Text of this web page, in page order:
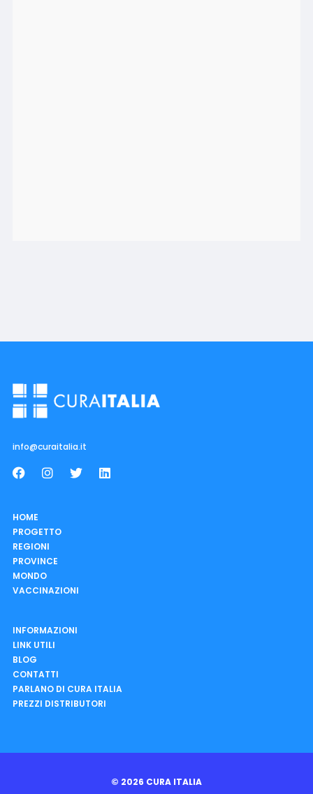
info@curaitalia.it
HOME
PROGETTO
REGIONI
PROVINCE
MONDO
VACCINAZIONI
INFORMAZIONI
LINK UTILI
BLOG
CONTATTI
PARLANO DI CURA ITALIA
PREZZI DISTRIBUTORI
© 2026 CURA ITALIA